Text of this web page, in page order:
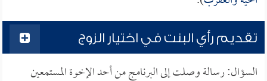
تقديم رأي البنت في اختيار الزوج
السؤال: رسالة وصلت إلى البرنامج من أحد الإخوة المستمعين